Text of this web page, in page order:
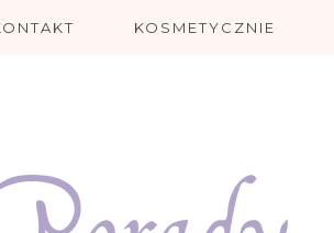
KOSMETYCZNIE